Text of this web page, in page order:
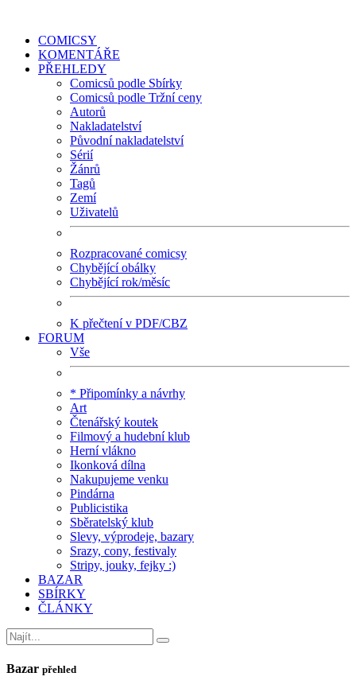
COMICSY
KOMENTÁŘE
PŘEHLEDY
Comicsů podle Sbírky
Comicsů podle Tržní ceny
Autorů
Nakladatelství
Původní nakladatelství
Sérií
Žánrů
Tagů
Zemí
Uživatelů
Rozpracované comicsy
Chybějící obálky
Chybějící rok/měsíc
K přečtení v PDF/CBZ
FORUM
Vše
* Připomínky a návrhy
Art
Čtenářský koutek
Filmový a hudební klub
Herní vlákno
Ikonková dílna
Nakupujeme venku
Pindárna
Publicistika
Sběratelský klub
Slevy, výprodeje, bazary
Srazy, cony, festivaly
Stripy, jouky, fejky :)
BAZAR
SBÍRKY
ČLÁNKY
Bazar přehled